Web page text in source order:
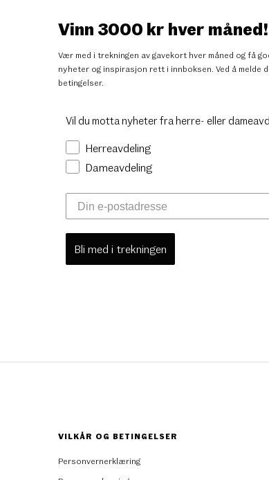
Vinn 3000 kr hver måned!
Vær med i trekningen av gavekort hver måned og få
nyheter og inspirasjon rett i innboksen. Ved å melde
betingelser.
Vil du motta nyheter fra herre- eller
Herreavdeling
Dameavdeling
Bli med i trekningen
VILKÅR OG BETINGELSER
Personvernerklæring